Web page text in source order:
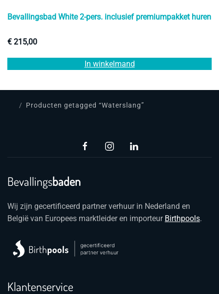
Bevallingsbad White 2-pers. inclusief premiumpakket huren
€ 215,00
In winkelmand
Producten getagged “Waterslang”
Bevallingsbaden
Wij zijn gecertificeerd partner verhuur in Nederland en
België van Europees marktleider en importeur Birthpools.
Klantenservice